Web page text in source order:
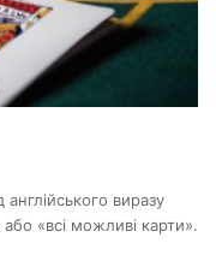
виразу
«всі можливі карти».